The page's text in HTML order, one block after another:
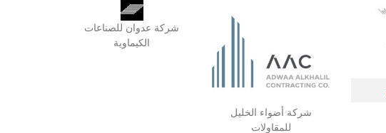
شركة أضواء الخليل
للمقاولات
شركة عدوان للصناعات
الكيماوية